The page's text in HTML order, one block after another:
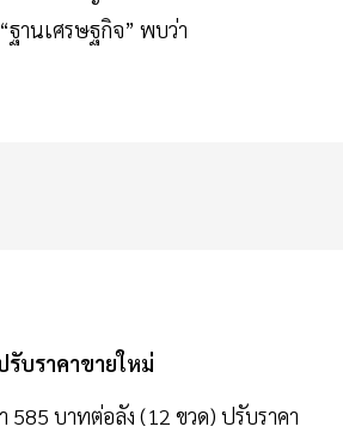
ฐานเศรษฐกิจ” พบว่า
บราคาขายใหม่
585 บาทต่อลัง (12 ขวด) ปรับราคา